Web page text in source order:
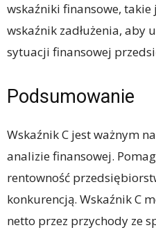
wskaźniki finansowe, takie
wskaźnik zadłużenia, aby
sytuacji finansowej
Podsumowanie
Wskaźnik C jest ważnym
analizie finansowej.
rentowność
konkurencją. Wskaźnik C
netto przez przychody ze